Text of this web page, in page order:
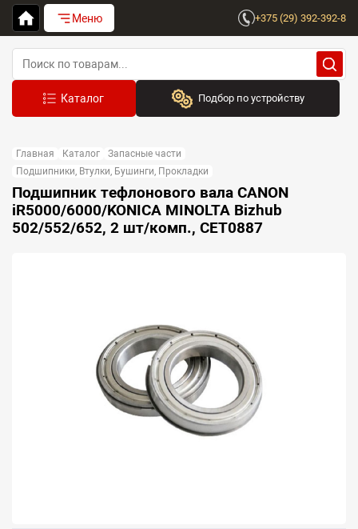
Меню +375 (29) 392-392-8
Подбор по устройству
Выберите бренд
Устройство:
Сначала выберите бренд
Главная Каталог
Запасные части
Подшипники, Втулки, Бушинги, Прокладки
Подшипник тефлонового вала CANON
iR5000/6000/KONICA MINOLTA Bizhub
502/552/652, 2 шт/комп., CET0887